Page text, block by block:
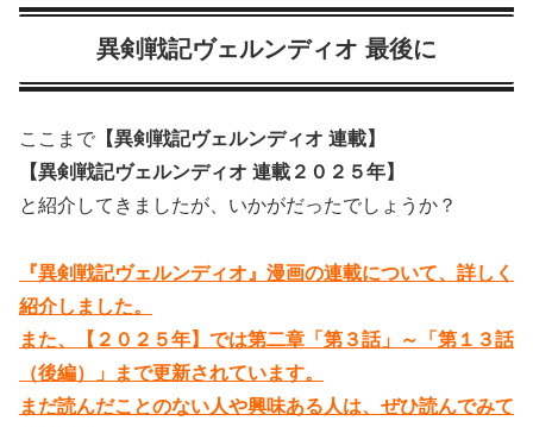
異剣戦記ヴェルンディオ 最後に
ここまで 【異剣戦記ヴェルンディオ 連載】
【異剣戦記ヴェルンディオ 連載２０２５年】
と紹介してきましたが、いかがだったでしょうか？
『異剣戦記ヴェルンディオ』漫画の連載について、詳しく
紹介しました。
また、【２０２５年】では第二章「第３話」～「第１３話
（後編）」まで更新されています。
まだ読んだことのない人や興味ある人は、ぜひ読んでみて